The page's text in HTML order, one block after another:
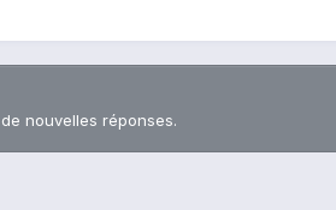
nouvelles réponses.